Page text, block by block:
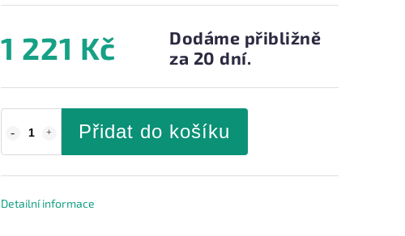
1 221 Kč
Dodáme přibližně
za 20 dní.
Přidat do košíku
Detailní informace